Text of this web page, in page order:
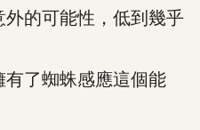
的可能性，低到幾乎
了蜘蛛感應這個能